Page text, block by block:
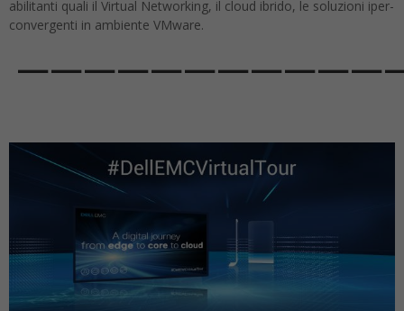
abilitanti quali il Virtual Networking, il cloud ibrido, le soluzioni iper-
convergenti in ambiente VMware.